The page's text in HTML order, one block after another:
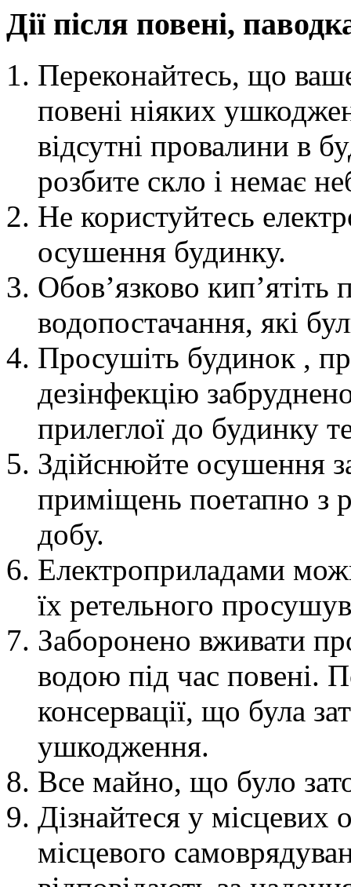
Дії після повені,
Переконайтесь, що
повені ніяких
відсутні провалини в
розбите скло і немає
Не користуйтесь
осушення будинку.
Обов’язково
водопостачання, які
Просушіть будинок ,
дезінфекцію
прилеглої до будинку
Здійснюйте осушення
приміщень поетапно з
добу.
Електроприладами
їх ретельного
Заборонено вживати
водою під час повені.
консервації, що була
ушкодження.
Все майно, що було
Дізнайтеся у місцевих
місцевого